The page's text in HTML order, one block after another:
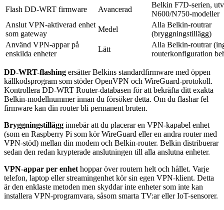
Flash DD-WRT firmware
Avancerad
Belkin F7D-serien,
N600/N750-modeller
Anslut VPN-aktiverad enhet
som gateway
Medel
Alla Belkin-routrar
(bryggningstillägg)
Använd VPN-appar på
enskilda enheter
Lätt
Alla Belkin-routrar
routerkonfiguration
DD-WRT-flashing ersätter Belkins standardfirmware med öppen
källkodsprogram som stöder OpenVPN och WireGuard-protokoll.
Kontrollera DD-WRT Router-databasen för att bekräfta ditt exakta
Belkin-modellnummer innan du försöker detta. Om du flashar fel
firmware kan din router bli permanent bruten.
Bryggningstillägg innebär att du placerar en VPN-kapabel enhet
(som en Raspberry Pi som kör WireGuard eller en andra router med
VPN-stöd) mellan din modem och Belkin-router. Belkin distribuerar
sedan den redan krypterade anslutningen till alla anslutna enheter.
VPN-appar per enhet hoppar över routern helt och hållet. Varje
telefon, laptop eller streamingenhet kör sin egen VPN-klient. Detta
är den enklaste metoden men skyddar inte enheter som inte kan
installera VPN-programvara, såsom smarta TV:ar eller IoT-sensorer.